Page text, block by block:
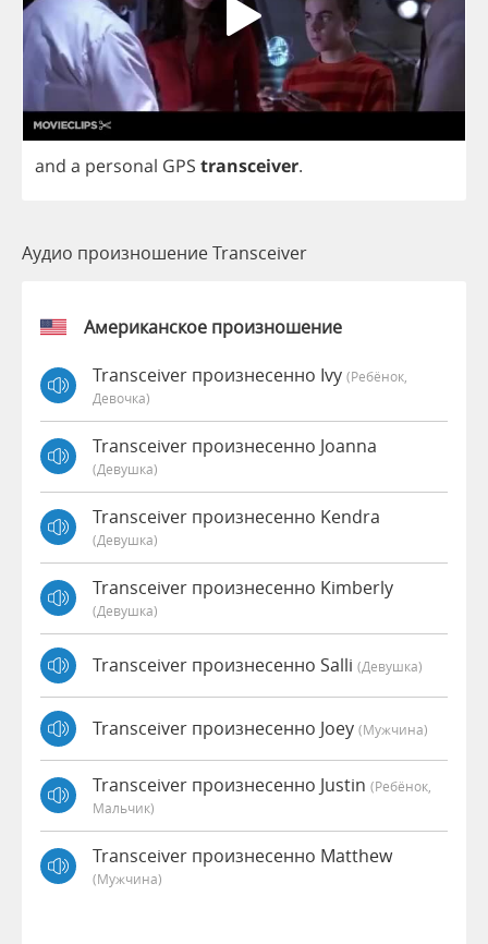
and a personal GPS transceiver.
Аудио произношение Transceiver
Американское произношение
Transceiver произнесенно Ivy (Ребёнок,
Девочка)
Transceiver произнесенно Joanna
(девушка)
Transceiver произнесенно Kendra
(девушка)
Transceiver произнесенно Kimberly
(девушка)
Transceiver произнесенно Salli (девушка)
Transceiver произнесенно Joey (мужчина)
Transceiver произнесенно Justin (Ребёнок,
Мальчик)
Transceiver произнесенно Matthew
(мужчина)